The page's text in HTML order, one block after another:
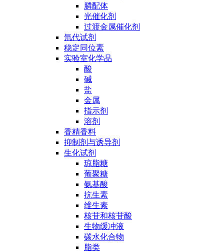
膦配体
光催化剂
过渡金属催化剂
氘代试剂
稳定同位素
实验室化学品
酸
碱
盐
金属
指示剂
溶剂
香精香料
抑制剂与诱导剂
生化试剂
琼脂糖
葡聚糖
氨基酸
抗生素
维生素
核苷和核苷酸
生物缓冲液
碳水化合物
脂类